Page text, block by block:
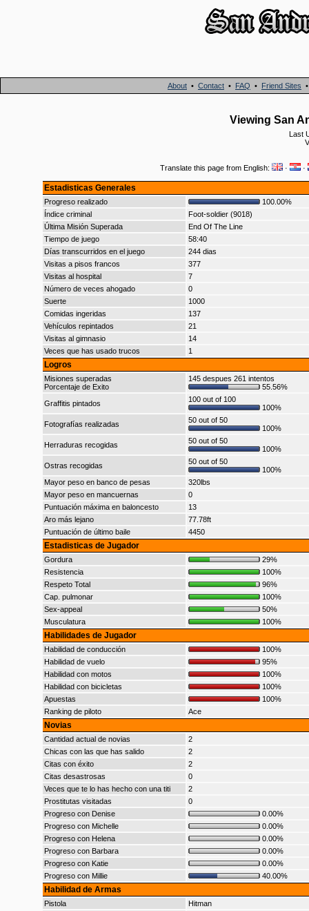
About • Contact • FAQ • Friend Sites
Viewing San
Last
Translate this page from English: · ·
Estadisticas Generales
Progreso realizado
100.00%
Índice criminal
Foot-soldier (9018)
Última Misión Superada
End Of The Line
Tiempo de juego
58:40
Días transcurridos en el juego
244 dias
Visitas a pisos francos
377
Visitas al hospital
7
Número de veces ahogado
0
Suerte
1000
Comidas ingeridas
137
Vehículos repintados
21
Visitas al gimnasio
14
Veces que has usado trucos
1
Logros
Misiones superadas
Porcentaje de Exito
145 despues 261 intentos
55.56%
Graffitis pintados
100 out of 100
100%
Fotografías realizadas
50 out of 50
100%
Herraduras recogidas
50 out of 50
100%
Ostras recogidas
50 out of 50
100%
Mayor peso en banco de pesas
320lbs
Mayor peso en mancuernas
0
Puntuación máxima en baloncesto
13
Aro más lejano
77.78ft
Puntuación de último baile
4450
Estadisticas de Jugador
Gordura
29%
Resistencia
100%
Respeto Total
96%
Cap. pulmonar
100%
Sex-appeal
50%
Musculatura
100%
Habilidades de Jugador
Habilidad de conducción
100%
Habilidad de vuelo
95%
Habilidad con motos
100%
Habilidad con bicicletas
100%
Apuestas
100%
Ranking de piloto
Ace
Novias
Cantidad actual de novias
2
Chicas con las que has salido
2
Citas con éxito
2
Citas desastrosas
0
Veces que te lo has hecho con una titi
2
Prostitutas visitadas
0
Progreso con Denise
0.00%
Progreso con Michelle
0.00%
Progreso con Helena
0.00%
Progreso con Barbara
0.00%
Progreso con Katie
0.00%
Progreso con Millie
40.00%
Habilidad de Armas
Pistola
Hitman